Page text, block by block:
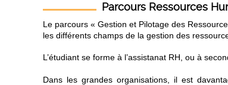
Parcours Ressources
Le parcours « Gestion et Pilotage des
les différents champs de la gestion des
L’étudiant se forme à l’assistanat RH, ou à
Dans les grandes organisations, il est